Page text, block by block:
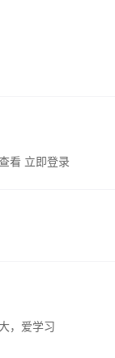
看 立即登录
，爱学习